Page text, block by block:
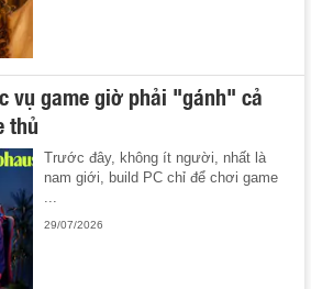
vụ game giờ phải "gánh" cả
thủ
Trước đây, không ít người, nhất là
nam giới, build PC chỉ để chơi game
...
29/07/2026